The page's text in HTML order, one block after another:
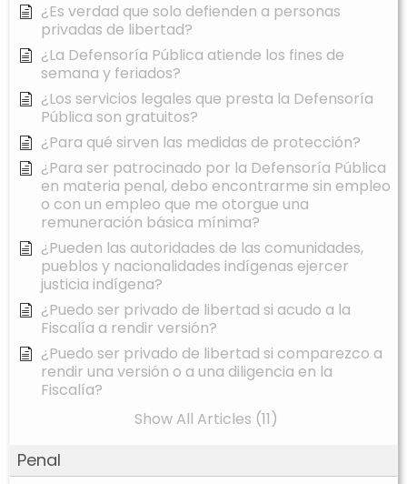
¿Es verdad que solo defienden a personas
privadas de libertad?
¿La Defensoría Pública atiende los fines de
semana y feriados?
¿Los servicios legales que presta la Defensoría
Pública son gratuitos?
¿Para qué sirven las medidas de protección?
¿Para ser patrocinado por la Defensoría Pública
en materia penal, debo encontrarme sin empleo
o con un empleo que me otorgue una
remuneración básica mínima?
¿Pueden las autoridades de las comunidades,
pueblos y nacionalidades indígenas ejercer
justicia indígena?
¿Puedo ser privado de libertad si acudo a la
Fiscalía a rendir versión?
¿Puedo ser privado de libertad si comparezco a
rendir una versión o a una diligencia en la
Fiscalía?
Show All Articles (11)
Penal